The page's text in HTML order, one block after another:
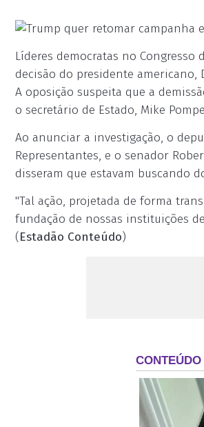
Líderes democratas no Congresso
decisão do presidente americano,
A oposição suspeita que a
o secretário de Estado, Mike
Ao anunciar a investigação, o
Representantes, e o senador
disseram que estavam buscando
"Tal ação, projetada de forma
fundação de nossas instituições
(Estadão Conteúdo)